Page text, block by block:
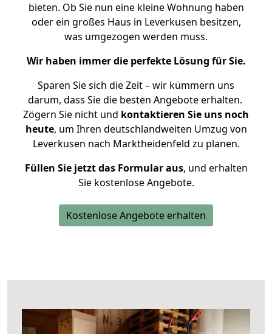
bieten. Ob Sie nun eine kleine Wohnung haben
oder ein großes Haus in Leverkusen besitzen,
was umgezogen werden muss.
Wir haben immer die perfekte Lösung für Sie.
Sparen Sie sich die Zeit – wir kümmern uns
darum, dass Sie die besten Angebote erhalten.
Zögern Sie nicht und kontaktieren Sie uns noch
heute, um Ihren deutschlandweiten Umzug von
Leverkusen nach Marktheidenfeld zu planen.
Füllen Sie jetzt das Formular aus, und erhalten
Sie kostenlose Angebote.
Kostenlose Angebote erhalten